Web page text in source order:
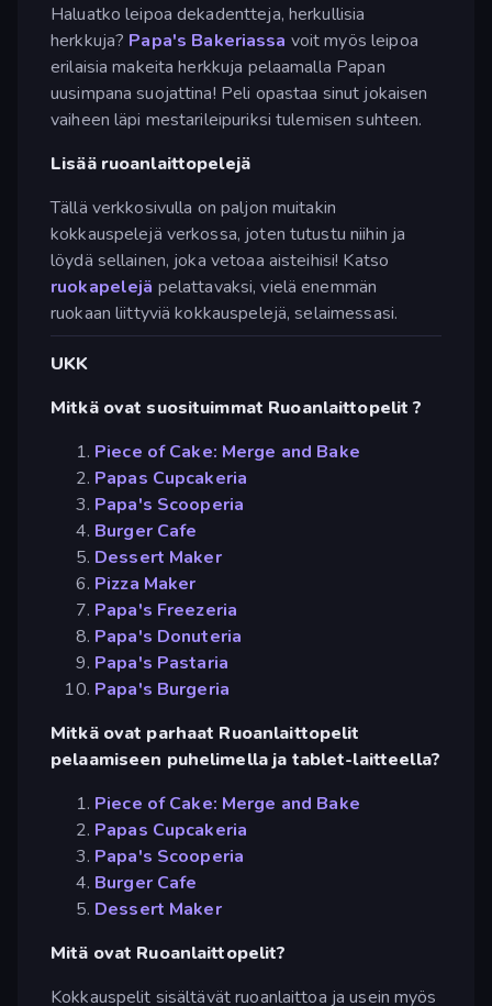
Haluatko leipoa dekadentteja, herkullisia
herkkuja? Papa's Bakeriassa voit myös leipoa
erilaisia makeita herkkuja pelaamalla Papan
uusimpana suojattina! Peli opastaa sinut jokaisen
vaiheen läpi mestarileipuriksi tulemisen suhteen.
Lisää ruoanlaittopelejä
Tällä verkkosivulla on paljon muitakin
kokkauspelejä verkossa, joten tutustu niihin ja
löydä sellainen, joka vetoaa aisteihisi! Katso
ruokapelejä pelattavaksi, vielä enemmän
ruokaan liittyviä kokkauspelejä, selaimessasi.
UKK
Mitkä ovat suosituimmat Ruoanlaittopelit ?
Piece of Cake: Merge and Bake
Papas Cupcakeria
Papa's Scooperia
Burger Cafe
Dessert Maker
Pizza Maker
Papa's Freezeria
Papa's Donuteria
Papa's Pastaria
Papa's Burgeria
Mitkä ovat parhaat Ruoanlaittopelit
pelaamiseen puhelimella ja tablet-laitteella?
Piece of Cake: Merge and Bake
Papas Cupcakeria
Papa's Scooperia
Burger Cafe
Dessert Maker
Mitä ovat Ruoanlaittopelit?
Kokkauspelit sisältävät ruoanlaittoa ja usein myös